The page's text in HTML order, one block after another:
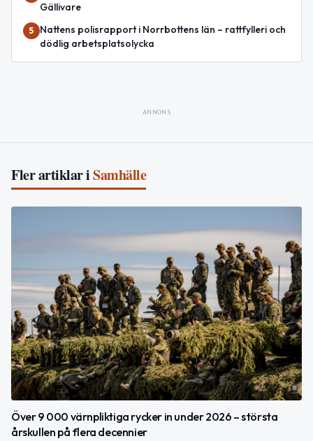
Gällivare
5
Nattens polisrapport i Norrbottens län – rattfylleri och
dödlig arbetsplatsolycka
ANNONS
Fler artiklar iSamhälle
Över 9 000 värnpliktiga rycker in under 2026 – största
årskullen på flera decennier